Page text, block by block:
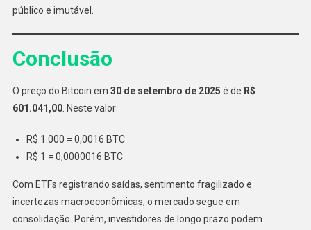
público e imutável.
Conclusão
O preço do Bitcoin em 30 de setembro de 2025 é de R$
601.041,00. Neste valor:
R$ 1.000 = 0,0016 BTC
R$ 1 = 0,0000016 BTC
Com ETFs registrando saídas, sentimento fragilizado e
incertezas macroeconômicas, o mercado segue em
consolidação. Porém, investidores de longo prazo podem